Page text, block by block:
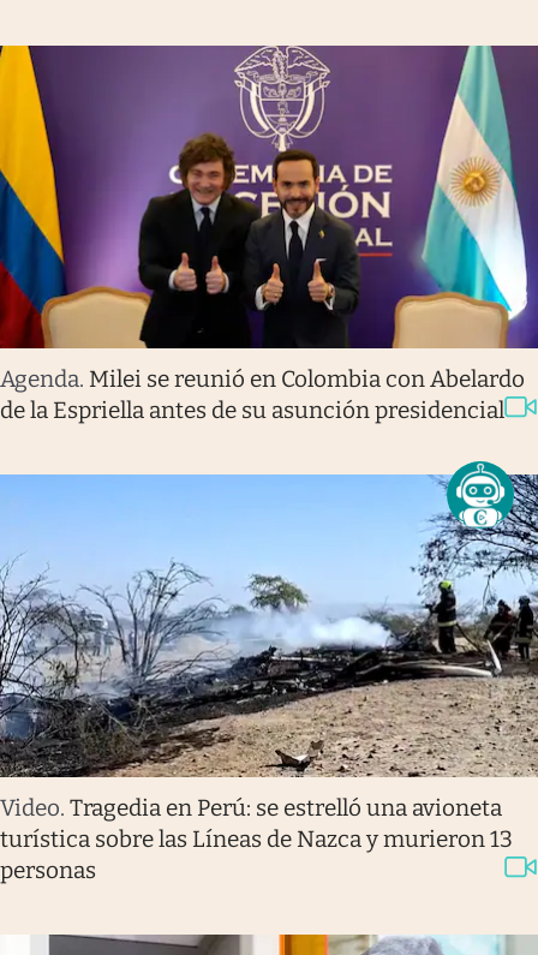
Agenda. Milei se reunió en Colombia con Abelardo
de la Espriella antes de su asunción presidencial
Video. Tragedia en Perú: se estrelló una avioneta
turística sobre las Líneas de Nazca y murieron 13
personas